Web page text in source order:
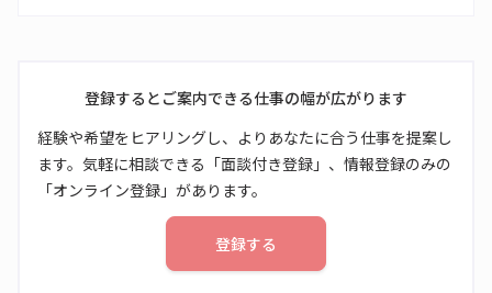
登録するとご案内できる仕事の幅が広がります
経験や希望をヒアリングし、よりあなたに合う仕事を提案し
ます。気軽に相談できる「面談付き登録」、情報登録のみの
「オンライン登録」があります。
登録する